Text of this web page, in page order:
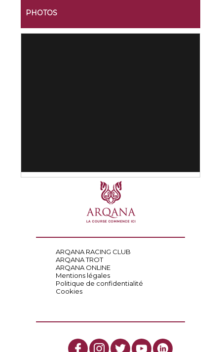
PHOTOS
ARQANA RACING CLUB
ARQANA TROT
ARQANA ONLINE
Mentions légales
Politique de confidentialité
Cookies